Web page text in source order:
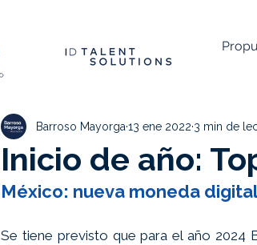
Inicio de año:
Barroso Mayorga 13 ene 2022 3 min de
México: nueva moneda
Se tiene previsto que para el año 2024